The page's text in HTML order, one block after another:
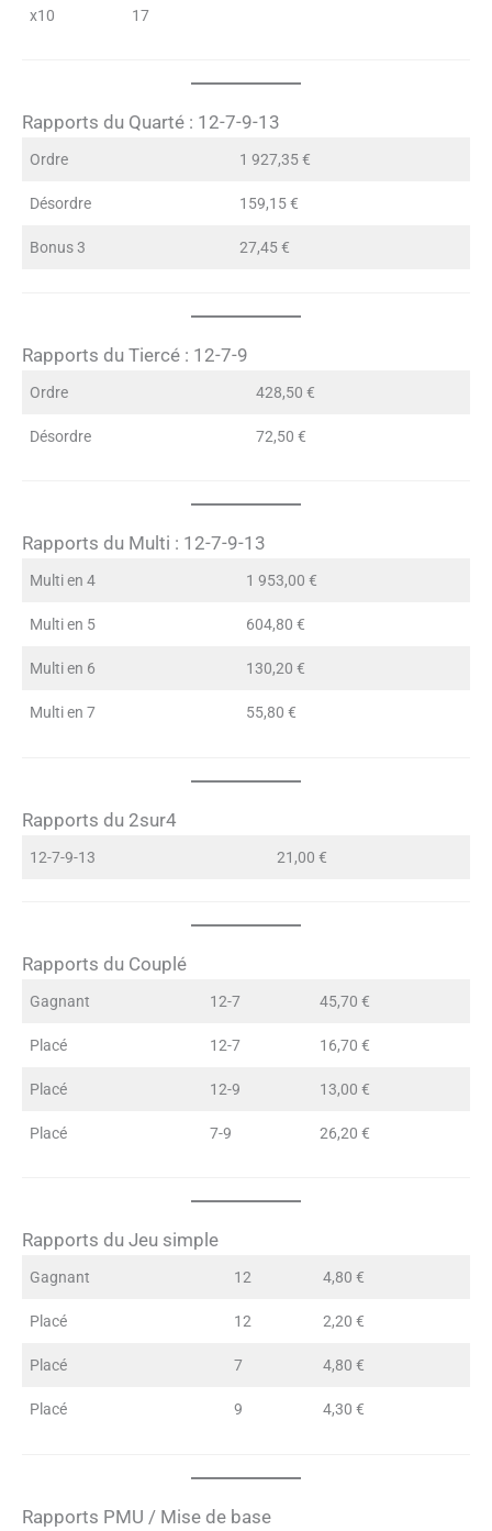
x10 17
Rapports du Quarté : 12-7-9-13
Ordre 1 927,35 €
Désordre 159,15 €
Bonus 3 27,45 €
Rapports du Tiercé : 12-7-9
Ordre 428,50 €
Désordre 72,50 €
Rapports du Multi : 12-7-9-13
Multi en 4 1 953,00 €
Multi en 5 604,80 €
Multi en 6 130,20 €
Multi en 7 55,80 €
Rapports du 2sur4
12-7-9-13 21,00 €
Rapports du Couplé
Gagnant 12-7 45,70 €
Placé 12-7 16,70 €
Placé 12-9 13,00 €
Placé 7-9 26,20 €
Rapports du Jeu simple
Gagnant 12 4,80 €
Placé 12 2,20 €
Placé 7 4,80 €
Placé 9 4,30 €
Rapports PMU / Mise de base